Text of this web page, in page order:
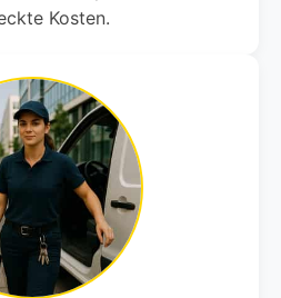
Kosten.